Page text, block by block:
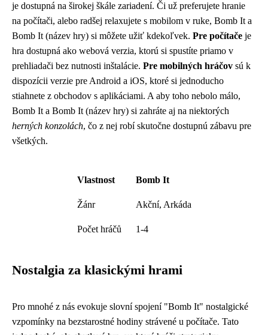
je dostupná na širokej škále zariadení. Či už preferujete hranie
na počítači, alebo radšej relaxujete s mobilom v ruke, Bomb It a
Bomb It (název hry) si môžete užiť kdekoľvek. Pre počítače je
hra dostupná ako webová verzia, ktorú si spustíte priamo v
prehliadači bez nutnosti inštalácie. Pre mobilných hráčov sú k
dispozícii verzie pre Android a iOS, ktoré si jednoducho
stiahnete z obchodov s aplikáciami. A aby toho nebolo málo,
Bomb It a Bomb It (název hry) si zahráte aj na niektorých
herných konzolách, čo z nej robí skutočne dostupnú zábavu pre
všetkých.
Vlastnost Bomb It
Žánr Akční, Arkáda
Počet hráčů 1-4
Nostalgia za klasickými hrami
Pro mnohé z nás evokuje slovní spojení "Bomb It" nostalgické
vzpomínky na bezstarostné hodiny strávené u počítače. Tato